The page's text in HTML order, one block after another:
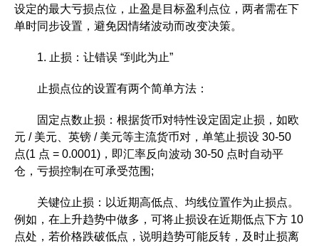
设定的最大亏损点位，止盈是目标盈利点位，两者需在下
单时同步设置，避免因情绪波动而改变决策。
1. 止损：让错误 “到此为止”
止损点位的设置有两个简单方法：
固定点数止损：根据货币对特性设定固定止损，如欧
元 / 美元、英镑 / 美元等主流货币对，单笔止损设 30-50
点(1 点 = 0.0001)，即汇率反向波动 30-50 点时自动平
仓，亏损控制在可承受范围;
关键位止损：以近期高低点、均线位置作为止损点。
例如，在上升趋势中做多，可将止损设在近期低点下方 10
点处，若价格跌破低点，说明趋势可能反转，及时止损离